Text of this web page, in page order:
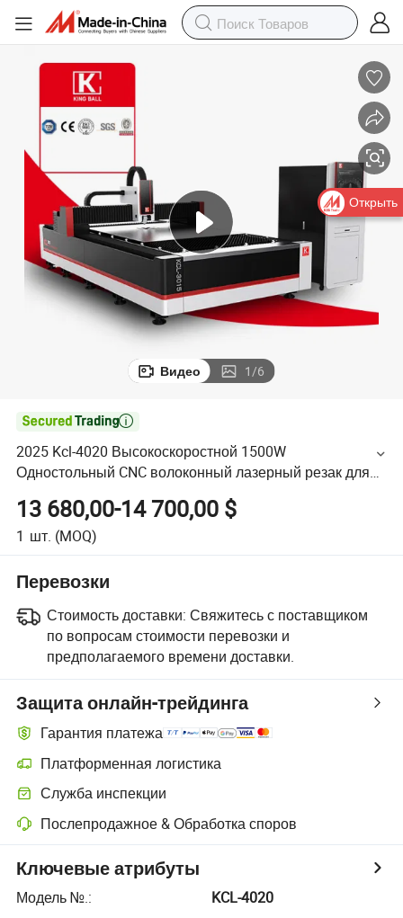
Видео 1/6

2025 Kcl-4020 Высокоскоростной 1500W
Одностольный CNC волоконный лазерный резак для
нержавеющей стали 1500X3000mm CNC лазерный
резак для металла
13 680,00-14 700,00 $
1 шт. (MOQ)
Перевозки
Стоимость доставки: Свяжитесь с поставщиком
по вопросам стоимости перевозки и
предполагаемого времени доставки.
Защита онлайн-трейдинга
Гарантия платежа
Платформенная логистика
Служба инспекции
Послепродажное & Обработка споров
Ключевые атрибуты
Модель №.:
KCL-4020
Открыть